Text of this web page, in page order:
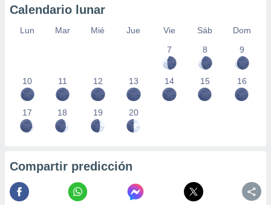
Calendario lunar
Lun Mar Mié Jue Vie Sáb
Dom
7
8 9
10 11 12 13 14 15 16
17 18 19 20
Compartir predicción